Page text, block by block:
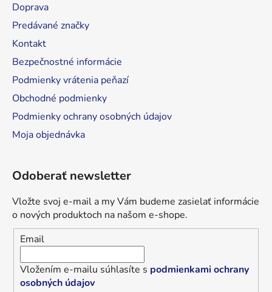
Doprava
Predávané značky
Kontakt
Bezpečnostné informácie
Podmienky vrátenia peňazí
Obchodné podmienky
Podmienky ochrany osobných údajov
Moja objednávka
Odoberať newsletter
Vložte svoj e-mail a my Vám budeme zasielať informácie
o nových produktoch na našom e-shope.
Email
Vložením e-mailu súhlasíte s podmienkami ochrany
osobných údajov